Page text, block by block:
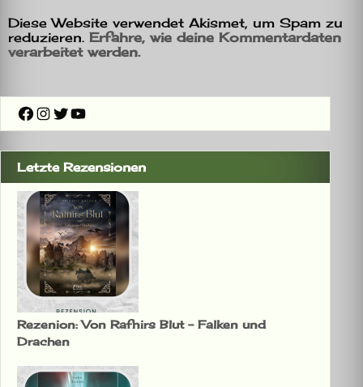
Diese Website verwendet Akismet, um Spam zu
reduzieren. Erfahre, wie deine Kommentardaten
verarbeitet werden.
Facebook
Instagram
Twitter
YouTube
Letzte Rezensionen
Rezenion: Von Rafnirs Blut – Falken und
Drachen